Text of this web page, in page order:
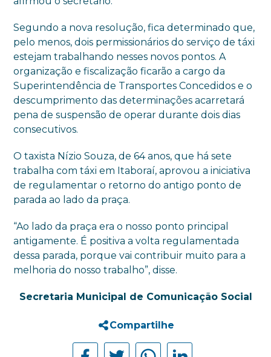
Segundo a nova resolução, fica determinado que,
pelo menos, dois permissionários do serviço de táxi
estejam trabalhando nesses novos pontos. A
organização e fiscalização ficarão a cargo da
Superintendência de Transportes Concedidos e o
descumprimento das determinações acarretará
pena de suspensão de operar durante dois dias
consecutivos.
O taxista Nízio Souza, de 64 anos, que há sete
trabalha com táxi em Itaboraí, aprovou a iniciativa
de regulamentar o retorno do antigo ponto de
parada ao lado da praça.
“Ao lado da praça era o nosso ponto principal
antigamente. É positiva a volta regulamentada
dessa parada, porque vai contribuir muito para a
melhoria do nosso trabalho”, disse.
Secretaria Municipal de Comunicação Social
Compartilhe